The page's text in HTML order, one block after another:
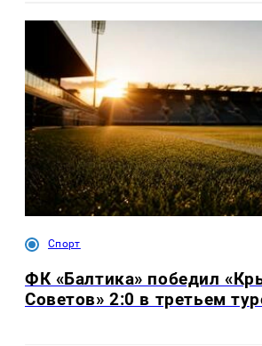
Спорт
ФК «Балтика» победил
Советов» 2:0 в третьем